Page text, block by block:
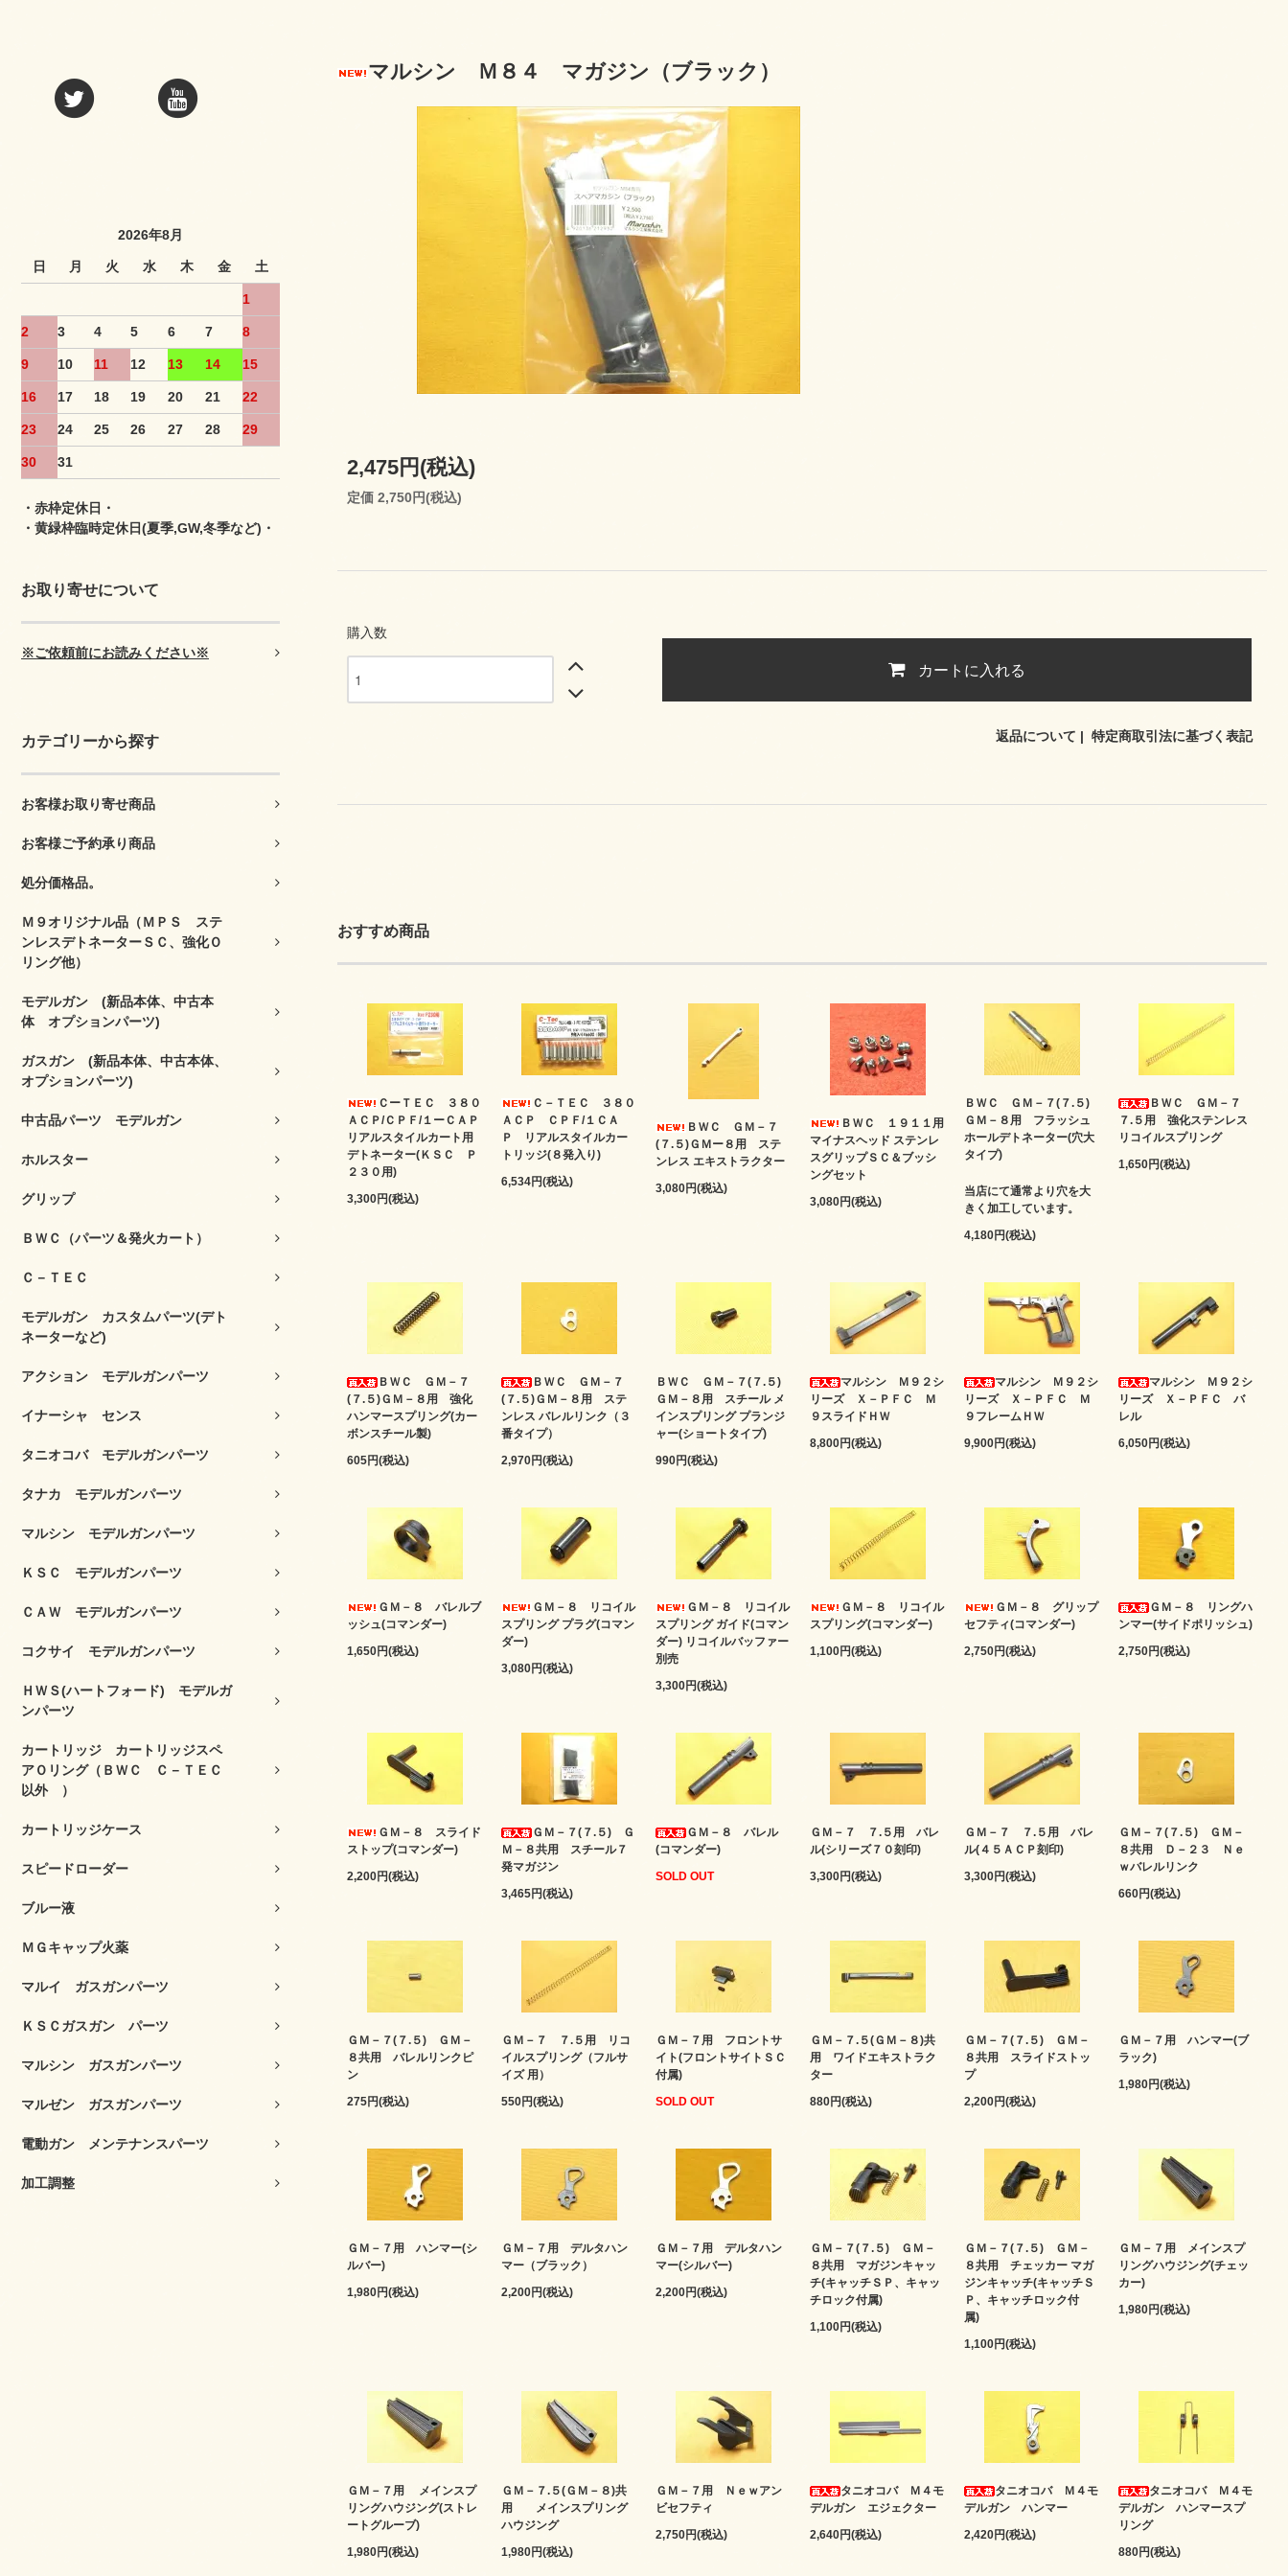
2026年8月
日 月 火 水 木 金 土
1
2 3 4 5 6 7 8
9 10 11 12 13 14 15
16 17 18 19 20 21 22
23 24 25 26 27 28 29
30 31
・赤枠定休日・
・黄緑枠臨時定休日(夏季,GW,冬季など)・
お取り寄せについて
※ご依頼前にお読みください※
カテゴリーから探す
お客様お取り寄せ商品
お客様ご予約承り商品
処分価格品。
Ｍ９オリジナル品（ＭＰＳ ステ
ンレスデトネーターＳＣ、強化Ｏ
リング他）
モデルガン (新品本体、中古本
体 オプションパーツ)
ガスガン (新品本体、中古本体、
オプションパーツ)
中古品パーツ モデルガン
ホルスター
グリップ
ＢＷＣ（パーツ＆発火カート）
Ｃ－ＴＥＣ
モデルガン カスタムパーツ(デト
ネーターなど)
アクション モデルガンパーツ
イナーシャ センス
タニオコバ モデルガンパーツ
タナカ モデルガンパーツ
マルシン モデルガンパーツ
ＫＳＣ モデルガンパーツ
ＣＡＷ モデルガンパーツ
コクサイ モデルガンパーツ
ＨＷＳ(ハートフォード) モデルガ
ンパーツ
カートリッジ カートリッジスペ
アＯリング（ＢＷＣ Ｃ－ＴＥＣ
以外 ）
カートリッジケース
スピードローダー
ブルー液
ＭＧキャップ火薬
マルイ ガスガンパーツ
ＫＳＣガスガン パーツ
マルシン ガスガンパーツ
マルゼン ガスガンパーツ
電動ガン メンテナンスパーツ
加工調整
マルシン Ｍ８４ マガジン（ブラック）
2,475円(税込)
定価 2,750円(税込)
購入数
カートに入れる
返品について | 特定商取引法に基づく表記
おすすめ商品
ＣーＴＥＣ ３８０
ＡＣＰ/ＣＰＦ/１ーＣＡＰ
リアルスタイルカート用
デトネーター(ＫＳＣ Ｐ
２３０用)
3,300円(税込)
Ｃ－ＴＥＣ ３８０
ＡＣＰ ＣＰＦ/１ＣＡ
Ｐ リアルスタイルカー
トリッジ(８発入り)
6,534円(税込)
ＢＷＣ ＧＭ－７
(７.５)ＧＭー８用 ステ
ンレス エキストラクター
3,080円(税込)
ＢＷＣ １９１１用
マイナスヘッド ステンレ
スグリップＳＣ＆ブッシ
ングセット
3,080円(税込)
ＢＷＣ ＧＭ－７(７.５)
ＧＭ－８用 フラッシュ
ホールデトネーター(穴大
タイプ)
当店にて通常より穴を大
きく加工しています。
4,180円(税込)
ＢＷＣ ＧＭ－７
７.５用 強化ステンレス
リコイルスプリング
1,650円(税込)
ＢＷＣ ＧＭ－７
(７.５)ＧＭ－８用 強化
ハンマースプリング(カー
ボンスチール製)
605円(税込)
ＢＷＣ ＧＭ－７
(７.５)ＧＭ－８用 ステ
ンレス バレルリンク（３
番タイプ）
2,970円(税込)
ＢＷＣ ＧＭ－７(７.５)
ＧＭ－８用 スチール メ
インスプリング プランジ
ャー(ショートタイプ)
990円(税込)
マルシン Ｍ９２シ
リーズ Ｘ－ＰＦＣ Ｍ
９スライドＨＷ
8,800円(税込)
マルシン Ｍ９２シ
リーズ Ｘ－ＰＦＣ Ｍ
９フレームＨＷ
9,900円(税込)
マルシン Ｍ９２シ
リーズ Ｘ－ＰＦＣ バ
レル
6,050円(税込)
ＧＭ－８ バレルブ
ッシュ(コマンダー)
1,650円(税込)
ＧＭ－８ リコイル
スプリング プラグ(コマン
ダー)
3,080円(税込)
ＧＭ－８ リコイル
スプリング ガイド(コマン
ダー) リコイルバッファー
別売
3,300円(税込)
ＧＭ－８ リコイル
スプリング(コマンダー)
1,100円(税込)
ＧＭ－８ グリップ
セフティ(コマンダー)
2,750円(税込)
ＧＭ－８ リングハ
ンマー(サイドポリッシュ)
2,750円(税込)
ＧＭ－８ スライド
ストップ(コマンダー)
2,200円(税込)
ＧＭ－７(７.５) Ｇ
Ｍ－８共用 スチール７
発マガジン
3,465円(税込)
ＧＭ－８ バレル
(コマンダー)
SOLD OUT
ＧＭ－７ ７.５用 バレ
ル(シリーズ７０刻印)
3,300円(税込)
ＧＭ－７ ７.５用 バレ
ル(４５ＡＣＰ刻印)
3,300円(税込)
ＧＭ－７(７.５) ＧＭ－
８共用 Ｄ－２３ Ｎｅ
ｗバレルリンク
660円(税込)
ＧＭ－７(７.５) ＧＭ－
８共用 バレルリンクピ
ン
275円(税込)
ＧＭ－７ ７.５用 リコ
イルスプリング（フルサ
イズ 用）
550円(税込)
ＧＭ－７用 フロントサ
イト(フロントサイトＳＣ
付属)
SOLD OUT
ＧＭ－７.５(ＧＭ－８)共
用 ワイドエキストラク
ター
880円(税込)
ＧＭ－７(７.５) ＧＭ－
８共用 スライドストッ
プ
2,200円(税込)
ＧＭ－７用 ハンマー(ブ
ラック)
1,980円(税込)
ＧＭ－７用 ハンマー(シ
ルバー)
1,980円(税込)
ＧＭ－７用 デルタハン
マー（ブラック）
2,200円(税込)
ＧＭ－７用 デルタハン
マー(シルバー)
2,200円(税込)
ＧＭ－７(７.５) ＧＭ－
８共用 マガジンキャッ
チ(キャッチＳＰ、キャッ
チロック付属)
1,100円(税込)
ＧＭ－７(７.５) ＧＭ－
８共用 チェッカー マガ
ジンキャッチ(キャッチＳ
Ｐ、キャッチロック付
属)
1,100円(税込)
ＧＭ－７用 メインスプ
リングハウジング(チェッ
カー)
1,980円(税込)
ＧＭ－７用 メインスプ
リングハウジング(ストレ
ートグルーブ)
1,980円(税込)
ＧＭ－７.５(ＧＭ－８)共
用 メインスプリング
ハウジング
1,980円(税込)
ＧＭ－７用 Ｎｅｗアン
ビセフティ
2,750円(税込)
タニオコバ Ｍ４モ
デルガン エジェクター
2,640円(税込)
タニオコバ Ｍ４モ
デルガン ハンマー
2,420円(税込)
タニオコバ Ｍ４モ
デルガン ハンマースプ
リング
880円(税込)